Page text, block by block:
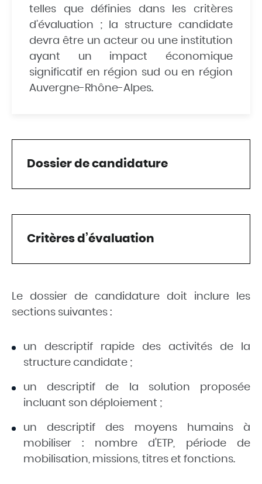
telles que définies dans les critères
d’évaluation ; la structure candidate
devra être un acteur ou une institution
ayant un impact économique
significatif en région sud ou en région
Auvergne-Rhône-Alpes.
Dossier de candidature
Critères d’évaluation
Le dossier de candidature doit inclure les
sections suivantes :
un descriptif rapide des activités de la
structure candidate ;
un descriptif de la solution proposée
incluant son déploiement ;
un descriptif des moyens humains à
mobiliser : nombre d'ETP, période de
mobilisation, missions, titres et fonctions.